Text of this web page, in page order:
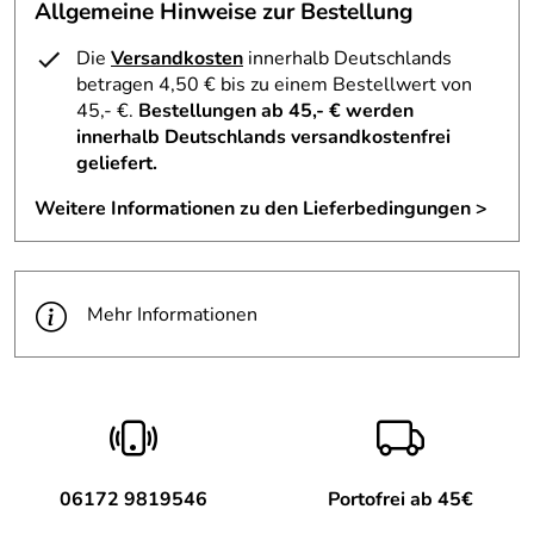
DR. GRANDEL ELEMENTS OF NATURE Nutra Lifting ist
Konservierungsstoffen
Parabenen
Mineralölen
Erölkomponenten
Paraffinen
Silikonen
PEG-Emulgatoren
Farb- und synthetischen Duftstoffen
Aqua (Water), Glycerin, Cetearyl Alcohol, Pentyleneclycol,
Oleyl Erucate, Squalane, Butyrospermum Parkii (Shea
Butter), Cetearyl Clucoside, Caprylic/Capric Triglyceride,
Theobroma Cacao (Cocoa) Seed Butter, Secale Cereale
Allgemeine Hinweise zur Bestellung
Die Versandkosten innerhalb Deutschlands
betragen 4,50 € bis zu einem Bestellwert von
45,- €. Bestellungen ab 45,- € werden
innerhalb Deutschlands versandkostenfrei
geliefert.
Weitere Informationen zu den Lieferbedingungen >
Mehr Informationen
06172 9819546 Portofrei ab 45€